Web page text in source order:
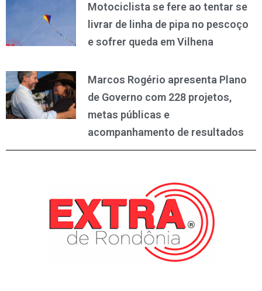
Motociclista se fere ao tentar se
livrar de linha de pipa no pescoço
e sofrer queda em Vilhena
Marcos Rogério apresenta Plano
de Governo com 228 projetos,
metas públicas e
acompanhamento de resultados